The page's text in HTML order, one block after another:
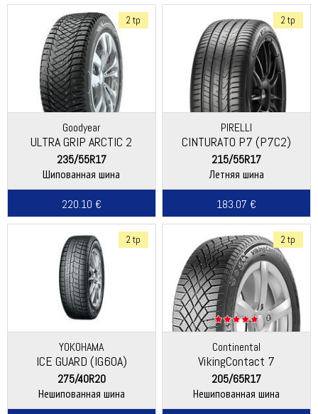
2 tp
Goodyear
ULTRA GRIP ARCTIC 2
235/55R17
Шипованная шина
220.10 €
2 tp
PIRELLI
CINTURATO P7 (P7C2)
215/55R17
Летняя шина
183.07 €
2 tp
YOKOHAMA
ICE GUARD (IG60A)
275/40R20
Нешипованная шина
2 tp
Continental
VikingContact 7
205/65R17
Нешипованная шина